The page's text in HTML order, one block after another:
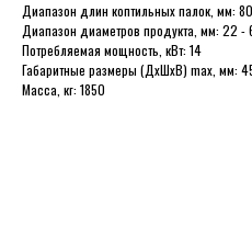
Диапазон длин коптильных палок, мм:
Диапазон диаметров продукта, мм: 22 -
Потребляемая мощность, кВт: 14
Габаритные размеры (ДхШхВ) max, мм:
Масса, кг: 1850